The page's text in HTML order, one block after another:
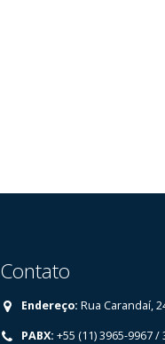
Contato
Endereço: ⁠Rua Carandaí,
PABX: +55 (11) 3965-9967 /